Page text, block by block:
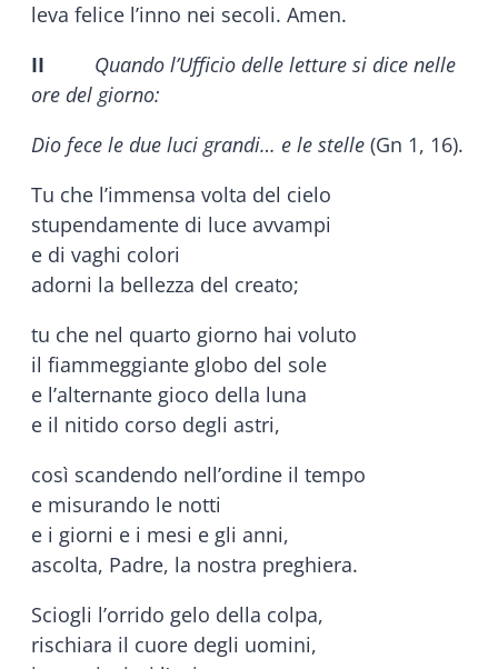
leva felice l’inno nei secoli. Amen.
II
Quando l’Ufficio delle letture si dice nelle
ore del giorno:
Dio fece le due luci grandi… e le stelle (Gn 1, 16).
Tu che l’immensa volta del cielo
stupendamente di luce avvampi
e di vaghi colori
adorni la bellezza del creato;
tu che nel quarto giorno hai voluto
il fiammeggiante globo del sole
e l’alternante gioco della luna
e il nitido corso degli astri,
così scandendo nell’ordine il tempo
e misurando le notti
e i giorni e i mesi e gli anni,
ascolta, Padre, la nostra preghiera.
Sciogli l’orrido gelo della colpa,
rischiara il cuore degli uomini,